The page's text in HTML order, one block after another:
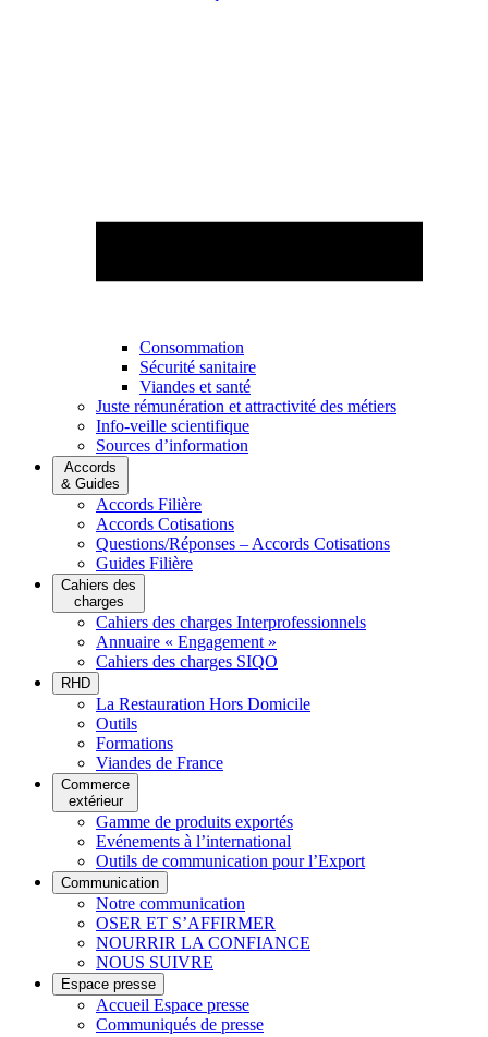
Consommation
Sécurité sanitaire
Viandes et santé
Juste rémunération et attractivité des métiers
Info-veille scientifique
Sources d’information
Accords
& Guides
Accords Filière
Accords Cotisations
Questions/Réponses – Accords Cotisations
Guides Filière
Cahiers des
charges
Cahiers des charges Interprofessionnels
Annuaire « Engagement »
Cahiers des charges SIQO
RHD
La Restauration Hors Domicile
Outils
Formations
Viandes de France
Commerce
extérieur
Gamme de produits exportés
Evénements à l’international
Outils de communication pour l’Export
Communication
Notre communication
OSER ET S’AFFIRMER
NOURRIR LA CONFIANCE
NOUS SUIVRE
Espace presse
Accueil Espace presse
Communiqués de presse